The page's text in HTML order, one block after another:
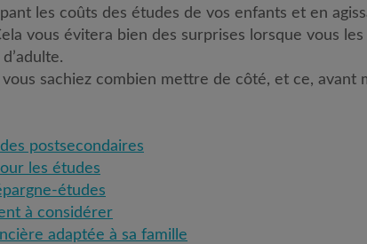
les coûts des études de vos enfants et en
vous évitera bien des surprises lorsque vous
vous sachiez combien mettre de côté, et ce, avant
postsecondaires
les études
études
à considérer
adaptée à sa famille